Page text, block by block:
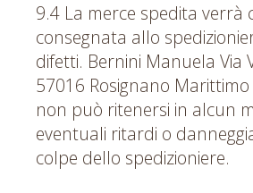
9.4 La merce spedita verrà
consegnata allo
difetti. Bernini Manuela Via
57016 Rosignano
non può ritenersi in alcun
eventuali ritardi o
colpe dello spedizioniere.